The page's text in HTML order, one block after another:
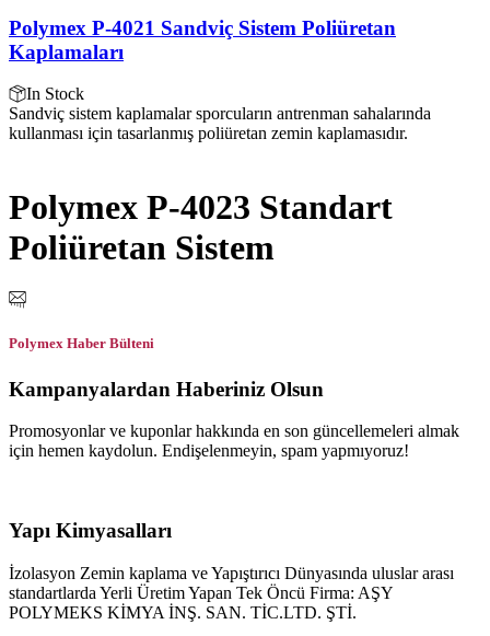
Polymex P-4021 Sandviç Sistem Poliüretan
Kaplamaları
In Stock
Sandviç sistem kaplamalar sporcuların antrenman sahalarında
kullanması için tasarlanmış poliüretan zemin kaplamasıdır.
Polymex P-4023 Standart
Poliüretan Sistem
Polymex Haber Bülteni
Kampanyalardan Haberiniz Olsun
Promosyonlar ve kuponlar hakkında en son güncellemeleri almak
için hemen kaydolun. Endişelenmeyin, spam yapmıyoruz!
Yapı Kimyasalları
İzolasyon Zemin kaplama ve Yapıştırıcı Dünyasında uluslar arası
standartlarda Yerli Üretim Yapan Tek Öncü Firma: AŞY
POLYMEKS KİMYA İNŞ. SAN. TİC.LTD. ŞTİ.